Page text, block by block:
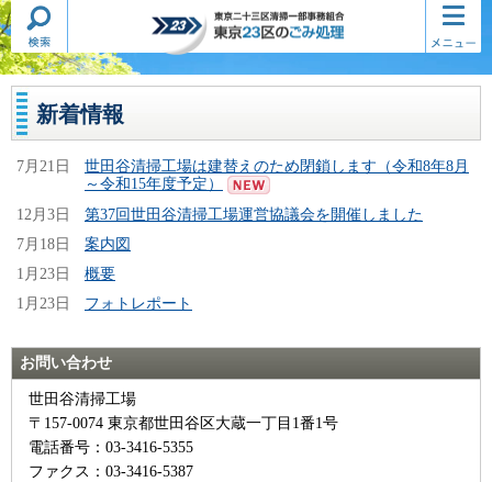
東京二十三区清掃一部事務組合
東京23区のごみ処理
検索・
共通メ
ニュー
コンテ
ンツメ
ニュー
新着情報
7月21日
世田谷清掃工場は建替えのため閉鎖します（令和8年8月
～令和15年度予定）
12月3日
第37回世田谷清掃工場運営協議会を開催しました
7月18日
案内図
1月23日
概要
1月23日
フォトレポート
お問い合わせ
世田谷清掃工場
〒157-0074 東京都世田谷区大蔵一丁目1番1号
電話番号：03-3416-5355
ファクス：03-3416-5387